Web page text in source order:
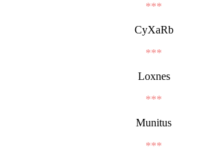
***
CyXaRb
***
Loxnes
***
Munitus
***